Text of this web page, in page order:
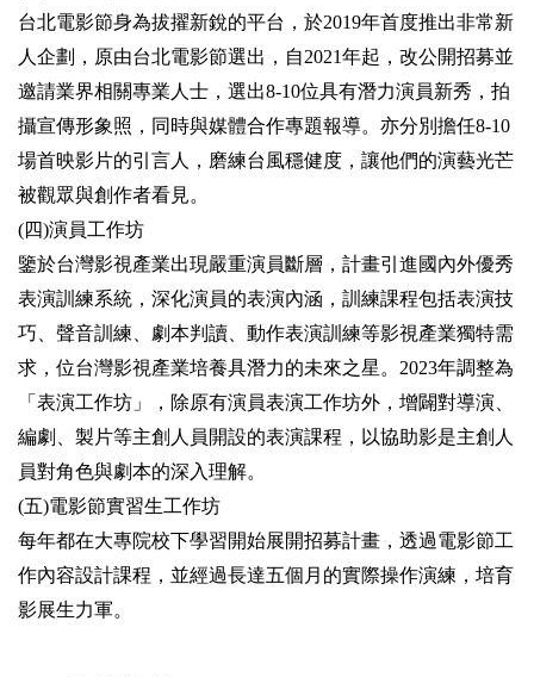
資
訊
安
全
策
政
網
站
資
料
開
放
告
相
關
連
結
台北電影節身為拔擢新銳的平台，於2019年首度推出非常新
人企劃，原由台北電影節選出，自2021年起，改公開招募並
邀請業界相關專業人士，選出8-10位具有潛力演員新秀，拍
攝宣傳形象照，同時與媒體合作專題報導。亦分別擔任8-10
場首映影片的引言人，磨練台風穩健度，讓他們的演藝光芒
被觀眾與創作者看見。
(四)演員工作坊
鑒於台灣影視產業出現嚴重演員斷層，計畫引進國內外優秀
表演訓練系統，深化演員的表演內涵，訓練課程包括表演技
巧、聲音訓練、劇本判讀、動作表演訓練等影視產業獨特需
求，位台灣影視產業培養具潛力的未來之星。2023年調整為
「表演工作坊」，除原有演員表演工作坊外，增闢對導演、
編劇、製片等主創人員開設的表演課程，以協助影是主創人
員對角色與劇本的深入理解。
(五)電影節實習生工作坊
每年都在大專院校下學習開始展開招募計畫，透過電影節工
作內容設計課程，並經過長達五個月的實際操作演練，培育
影展生力軍。